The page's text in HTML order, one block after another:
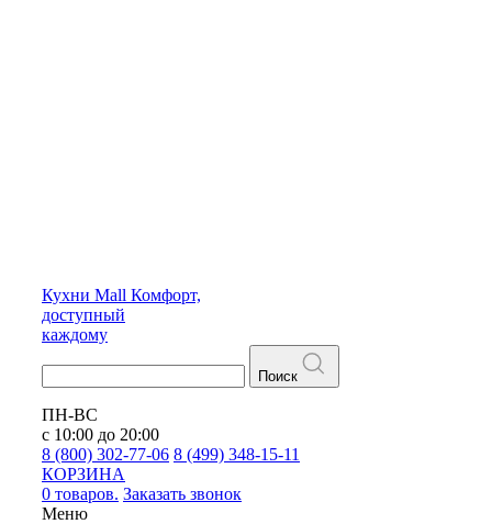
Кухни Mall Комфорт,
доступный
каждому
Поиск
ПН-ВС
с 10:00 до 20:00
8 (800) 302-77-06 8 (499) 348-15-11
КОРЗИНА
0 товаров. Заказать звонок
Меню